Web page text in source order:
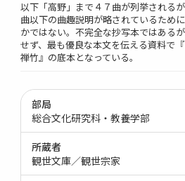
以下「高野」まで４７曲が列挙される
曲以下の曲趣説明が略されているため
かではない。不完全な抄写本ではある
せず、最も優良な本文を伝える資料で
禅竹』の底本となっている。
部局
総合文化研究科・教養学部
所蔵者
観世文庫／観世宗家